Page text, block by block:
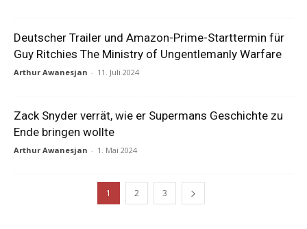
Deutscher Trailer und Amazon-Prime-Starttermin für
Guy Ritchies The Ministry of Ungentlemanly Warfare
Arthur Awanesjan - 11. Juli 2024
Zack Snyder verrät, wie er Supermans Geschichte zu
Ende bringen wollte
Arthur Awanesjan - 1. Mai 2024
1 2 3